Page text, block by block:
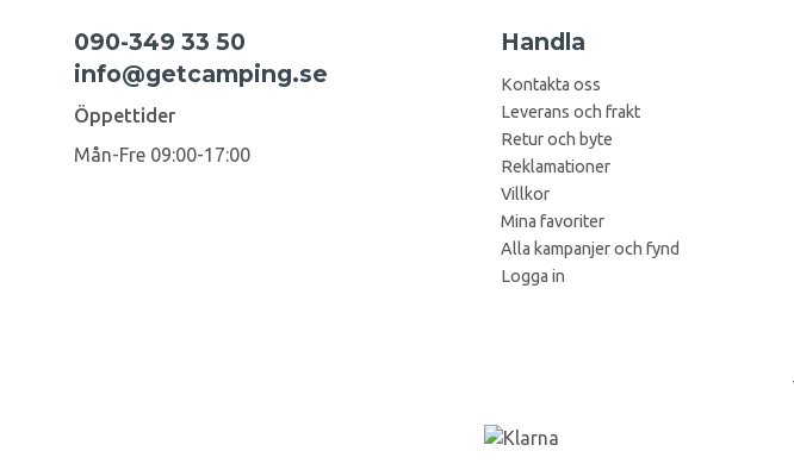
090-349 33 50
info@getcamping.se
Öppettider
Mån-Fre 09:00-17:00
Handla
Kontakta oss
Leverans och frakt
Retur och byte
Reklamationer
Villkor
Mina favoriter
Alla kampanjer och fynd
Logga in